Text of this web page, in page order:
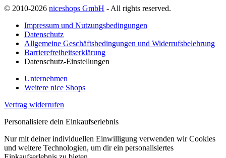
© 2010-2026 niceshops GmbH - All rights reserved.
Impressum und Nutzungsbedingungen
Datenschutz
Allgemeine Geschäftsbedingungen und Widerrufsbelehrung
Barrierefreiheitserklärung
Datenschutz-Einstellungen
Unternehmen
Weitere nice Shops
Vertrag widerrufen
Personalisiere dein Einkaufserlebnis
Nur mit deiner individuellen Einwilligung verwenden wir Cookies
und weitere Technologien, um dir ein personalisiertes